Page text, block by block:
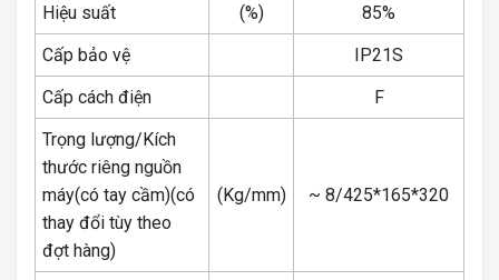
Hiệu suất
(%)
85%
Cấp bảo vệ
IP21S
Cấp cách điện
F
Trọng lượng/Kích
thước riêng nguồn
máy(có tay cầm)(có
thay đổi tùy theo
đợt hàng)
(Kg/mm) ~ 8/425*165*320